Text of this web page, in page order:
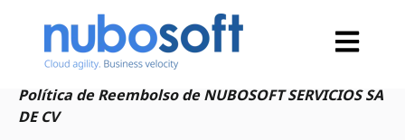
Open
Política de Reembolso de NUBOSOFT SERVICIOS SA
DE CV